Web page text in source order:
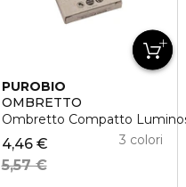
PUROBIO
OMBRETTO
Ombretto Compatto
4,46 €
5,57 €
3 colori